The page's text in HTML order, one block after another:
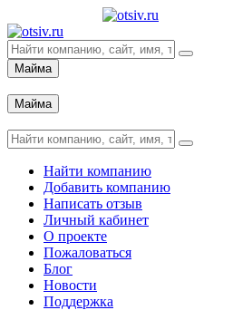
Майма
Майма
Найти компанию
Добавить компанию
Написать отзыв
Личный кабинет
О проекте
Пожаловаться
Блог
Новости
Поддержка